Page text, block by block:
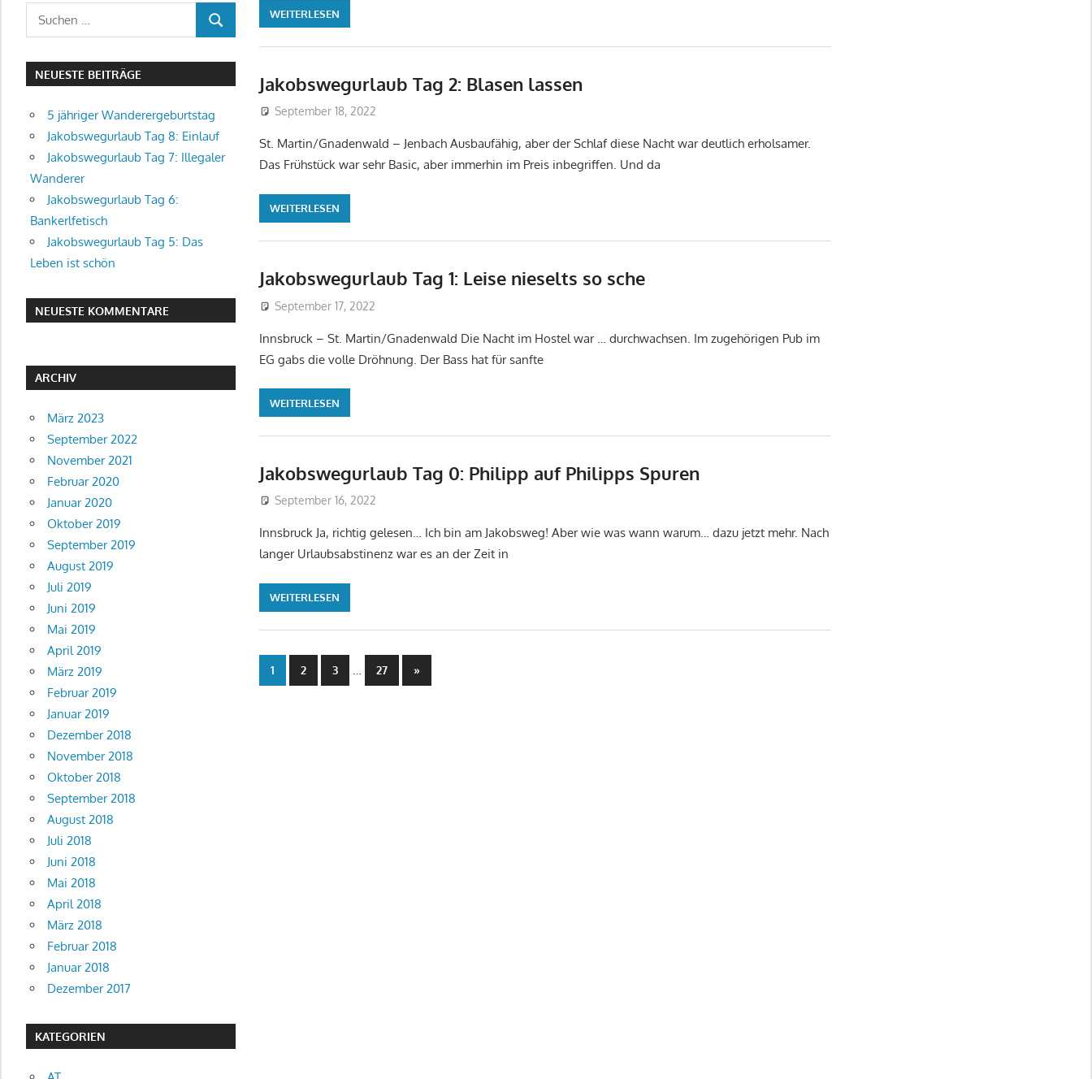
WEITERLESEN
Jakobswegurlaub Tag 2: Blasen lassen
September 18, 2022
St. Martin/Gnadenwald – Jenbach Ausbaufähig, aber der Schlaf diese Nacht war deutlich erholsamer.
Das Frühstück war sehr Basic, aber immerhin im Preis inbegriffen. Und da
WEITERLESEN
Jakobswegurlaub Tag 1: Leise nieselts so sche
September 17, 2022
Innsbruck – St. Martin/Gnadenwald Die Nacht im Hostel war … durchwachsen. Im zugehörigen Pub im
EG gabs die volle Dröhnung. Der Bass hat für sanfte
WEITERLESEN
Jakobswegurlaub Tag 0: Philipp auf Philipps Spuren
September 16, 2022
Innsbruck Ja, richtig gelesen… Ich bin am Jakobsweg! Aber wie was wann warum… dazu jetzt mehr. Nach
langer Urlaubsabstinenz war es an der Zeit in
WEITERLESEN
Seitennummerierung
1 2 3 … 27
Nächste
Beiträge
»
Suchen
nach:
SUCHEN
NEUESTE BEITRÄGE
5 jähriger Wanderergeburtstag
Jakobswegurlaub Tag 8: Einlauf
Jakobswegurlaub Tag 7: Illegaler
Wanderer
Jakobswegurlaub Tag 6:
Bankerlfetisch
Jakobswegurlaub Tag 5: Das
Leben ist schön
NEUESTE KOMMENTARE
ARCHIV
März 2023
September 2022
November 2021
Februar 2020
Januar 2020
Oktober 2019
September 2019
August 2019
Juli 2019
Juni 2019
Mai 2019
April 2019
März 2019
Februar 2019
Januar 2019
Dezember 2018
November 2018
Oktober 2018
September 2018
August 2018
Juli 2018
Juni 2018
Mai 2018
April 2018
März 2018
Februar 2018
Januar 2018
Dezember 2017
KATEGORIEN